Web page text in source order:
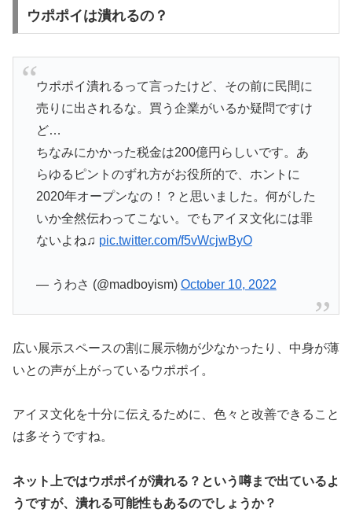
ウポポイは潰れるの？
ウポポイ潰れるって言ったけど、その前に民間に
売りに出されるな。買う企業がいるか疑問ですけ
ど…
ちなみにかかった税金は200億円らしいです。あ
らゆるピントのずれ方がお役所的で、ホントに
2020年オープンなの！？と思いました。何がした
いか全然伝わってこない。でもアイヌ文化には罪
ないよね♫ pic.twitter.com/f5vWcjwByO
— うわさ (@madboyism) October 10, 2022
広い展示スペースの割に展示物が少なかったり、中身が薄
いとの声が上がっているウポポイ。
アイヌ文化を十分に伝えるために、色々と改善できること
は多そうですね。
ネット上ではウポポイが潰れる？という噂まで出ているよ
うですが、潰れる可能性もあるのでしょうか？